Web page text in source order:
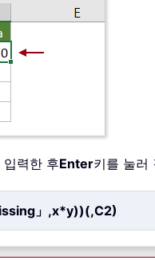
력한 후Enter키를 눌러
」,x*y))(,C2)